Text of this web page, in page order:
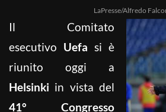
LaPresse/Alfredo
Il Comitato
esecutivo Uefa si è
riunito oggi a
Helsinki in vista del
41° Congresso